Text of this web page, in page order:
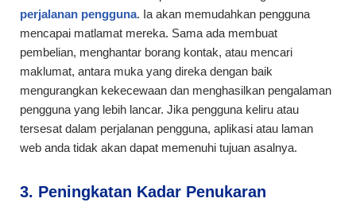
perjalanan pengguna. Ia akan memudahkan pengguna
mencapai matlamat mereka. Sama ada membuat
pembelian, menghantar borang kontak, atau mencari
maklumat, antara muka yang direka dengan baik
mengurangkan kekecewaan dan menghasilkan pengalaman
pengguna yang lebih lancar. Jika pengguna keliru atau
tersesat dalam perjalanan pengguna, aplikasi atau laman
web anda tidak akan dapat memenuhi tujuan asalnya.
3. Peningkatan Kadar Penukaran